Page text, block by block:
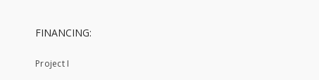
FINANCING:
Project I